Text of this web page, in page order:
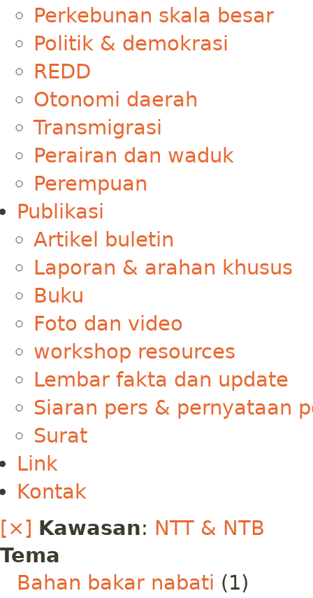
Perkebunan skala besar
Politik & demokrasi
REDD
Otonomi daerah
Transmigrasi
Perairan dan waduk
Perempuan
Publikasi
Artikel buletin
Laporan & arahan khusus
Buku
Foto dan video
workshop resources
Lembar fakta dan update
Siaran pers & pernyataan
Surat
Link
Kontak
[×] Kawasan: NTT & NTB
Tema
Bahan bakar nabati (1)